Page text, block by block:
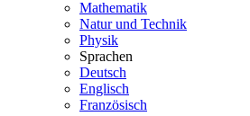
Mathematik
Natur und Technik
Physik
Sprachen
Deutsch
Englisch
Französisch